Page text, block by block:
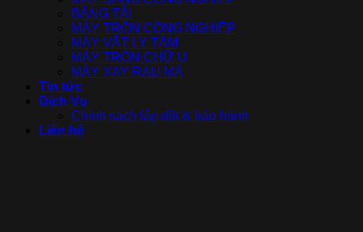
BĂNG TẢI
MÁY TRỘN CÔNG NGHIỆP
MÁY VẮT LY TÂM
MÁY TRỘN CHỮ U
MÁY XAY RAU MÁ
Tin tức
Dịch Vụ
Chính sách lắp đặt & bảo hành
Liên hệ